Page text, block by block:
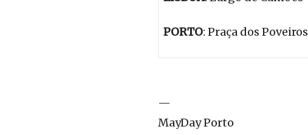
PORTO: Praça dos Poveiros
—
MayDay Porto